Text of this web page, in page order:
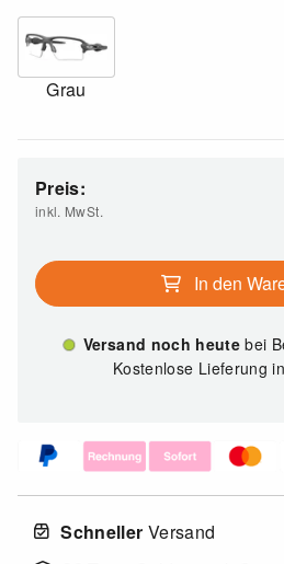
Grau
Preis:
inkl. MwSt.
In den
Versand noch heutebei
Kostenlose Lieferung
Schneller Versand